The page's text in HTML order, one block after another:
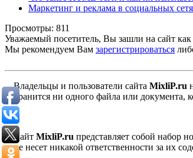
Маркетинг и реклама в социальных
Просмотры: 811
Уважаемый посетитель, Вы зашли на сайт как
Мы рекомендуем Вам зарегистрироваться
Владельцы и пользователи сайта MixliP.ru
хранится ни одного файла или документа,
Сайт MixliP.ru представляет собой набор
не несет никакой ответственности за их